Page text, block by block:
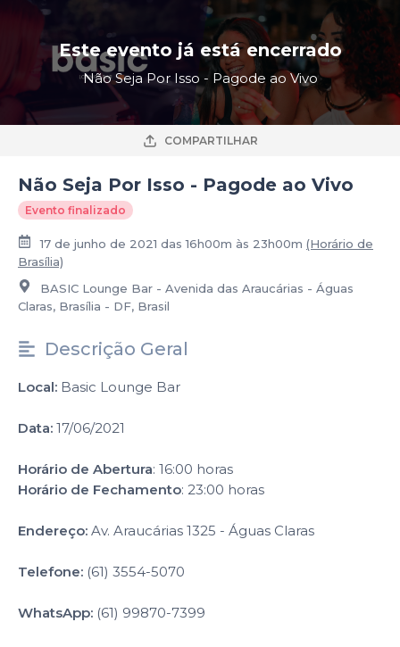
Este evento já está encerrado
Não Seja Por Isso - Pagode ao Vivo
COMPARTILHAR
Não Seja Por Isso - Pagode ao Vivo
Evento finalizado
17 de junho de 2021 das 16h00m às 23h00m (Horário de
Brasília)
BASIC Lounge Bar - Avenida das Araucárias - Águas
Claras, Brasília - DF, Brasil
Descrição Geral
Local: Basic Lounge Bar
Data: 17/06/2021
Horário de Abertura: 16:00 horas
Horário de Fechamento: 23:00 horas
Endereço: Av. Araucárias 1325 - Águas Claras
Telefone: (61) 3554-5070
WhatsApp: (61) 99870-7399